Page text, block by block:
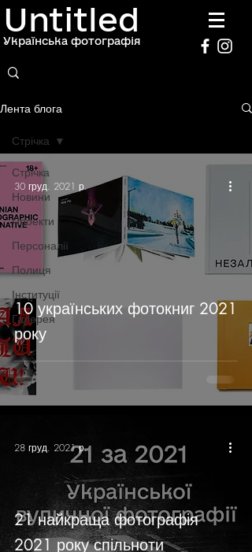
Untitled
Українська фотографія
Лента блога
Стрічка
Новини
Проекти
Персоналії
Полиця
Інституції
Галерея
Стрічка
10 українських фотокниг 2021
року
30 груд. 2021 р.
21 найкраща фотографія
2021 року спільноти
28 груд. 2021 р.